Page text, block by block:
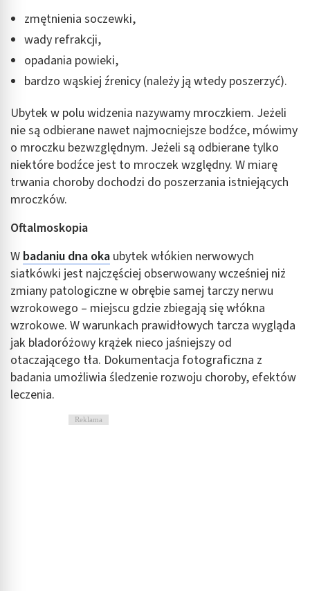
zmętnienia soczewki,
wady refrakcji,
opadania powieki,
bardzo wąskiej źrenicy (należy ją wtedy poszerzyć).
Ubytek w polu widzenia nazywamy mroczkiem. Jeżeli
nie są odbierane nawet najmocniejsze bodźce, mówimy
o mroczku bezwzględnym. Jeżeli są odbierane tylko
niektóre bodźce jest to mroczek względny. W miarę
trwania choroby dochodzi do poszerzania istniejących
mroczków.
Oftalmoskopia
W badaniu dna oka ubytek włókien nerwowych
siatkówki jest najczęściej obserwowany wcześniej niż
zmiany patologiczne w obrębie samej tarczy nerwu
wzrokowego – miejscu gdzie zbiegają się włókna
wzrokowe. W warunkach prawidłowych tarcza wygląda
jak bladoróżowy krążek nieco jaśniejszy od
otaczającego tła. Dokumentacja fotograficzna z
badania umożliwia śledzenie rozwoju choroby, efektów
leczenia.
Reklama